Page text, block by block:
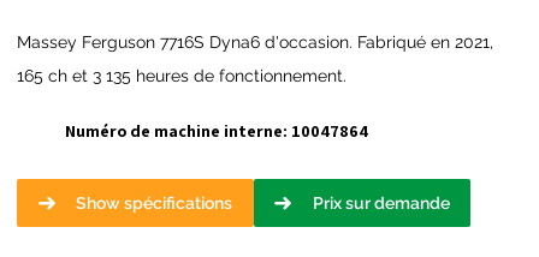
Massey Ferguson 7716S Dyna6 d'occasion. Fabriqué en 2021,
165 ch et 3 135 heures de fonctionnement.
Numéro de machine interne: 10047864
Show spécifications Prix sur demande